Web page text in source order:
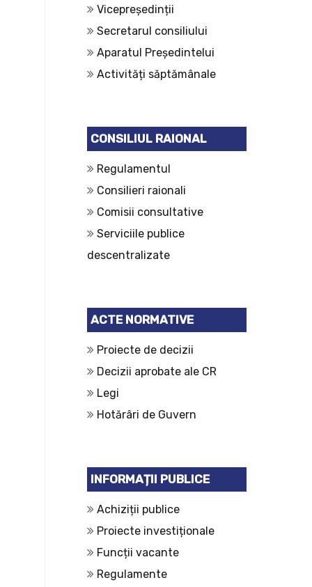
Vicepreședinții
Secretarul consiliului
Aparatul Președintelui
Activități săptămânale
CONSILIUL RAIONAL
Regulamentul
Consilieri raionali
Comisii consultative
Serviciile publice
descentralizate
ACTE NORMATIVE
Proiecte de decizii
Decizii aprobate ale CR
Legi
Hotărâri de Guvern
INFORMAȚII PUBLICE
Achiziții publice
Proiecte investiționale
Funcții vacante
Regulamente